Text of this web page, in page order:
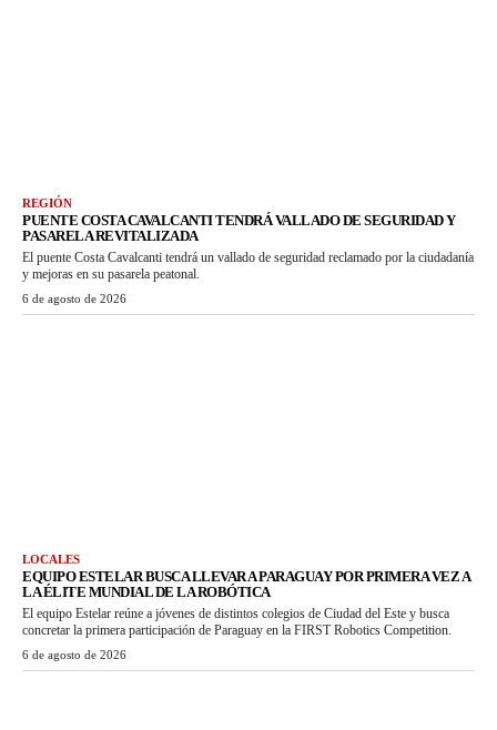
REGIÓN
PUENTE COSTA CAVALCANTI TENDRÁ VALLADO DE SEGURIDAD Y
PASARELA REVITALIZADA
El puente Costa Cavalcanti tendrá un vallado de seguridad reclamado por la ciudadanía
y mejoras en su pasarela peatonal.
6 de agosto de 2026
LOCALES
EQUIPO ESTELAR BUSCA LLEVAR A PARAGUAY POR PRIMERA VEZ A
LA ÉLITE MUNDIAL DE LA ROBÓTICA
El equipo Estelar reúne a jóvenes de distintos colegios de Ciudad del Este y busca
concretar la primera participación de Paraguay en la FIRST Robotics Competition.
6 de agosto de 2026